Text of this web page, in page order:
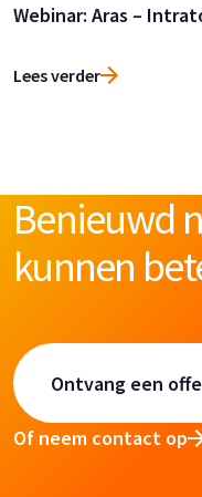
Webinar: Aras –
Lees verder
Benieuwd
kunnen
Ontvang een
Of neem contact op